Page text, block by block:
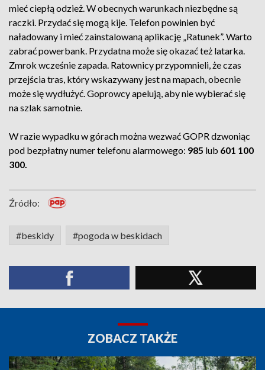
mieć ciepłą odzież. W obecnych warunkach niezbędne są
raczki. Przydać się mogą kije. Telefon powinien być
naładowany i mieć zainstalowaną aplikację „Ratunek”. Warto
zabrać powerbank. Przydatna może się okazać też latarka.
Zmrok wcześnie zapada. Ratownicy przypomnieli, że czas
przejścia tras, który wskazywany jest na mapach, obecnie
może się wydłużyć. Goprowcy apelują, aby nie wybierać się
na szlak samotnie.
W razie wypadku w górach można wezwać GOPR dzwoniąc
pod bezpłatny numer telefonu alarmowego: 985 lub 601 100
300.
Źródło:
#beskidy #pogoda w beskidach
ZOBACZ TAKŻE